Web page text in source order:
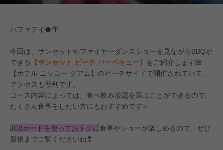
ハファデイ🥥🌴
今回は、サンセットやファイヤーダンスショーを見ながらBBQが
できる
【サンセット ビーチ バーベキュー】
をご紹介します🌺
【ホテル ニッコー グアム】のビーチサイドで開催されていて、
アクセスも便利です。
コース内容によっては、食べ飲み放題を選ぶことができるので、
たくさん食事をしたい方にもおすすめです✨
JCBカードを使っておトクに食事やショーが楽しめるので、ぜひ
最後までご覧くださいね❣